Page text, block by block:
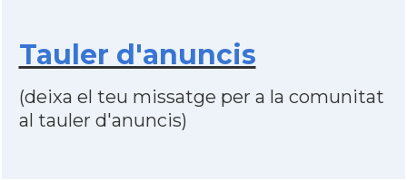
Tauler d'anuncis
(deixa el teu missatge per a la comunitat
al tauler d'anuncis)